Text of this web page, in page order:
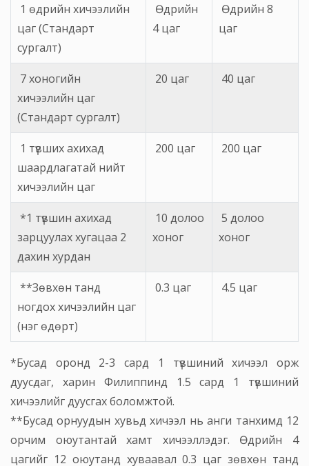
1 өдрийн хичээлийн
цаг (Стандарт
сургалт)
Өдрийн
4 цаг
Өдрийн 8
цаг
7 хоногийн
хичээлийн цаг
(Стандарт сургалт)
20 цаг 40 цаг
1 түвших ахихад
шаардлагатай нийт
хичээлийн цаг
200 цаг 200 цаг
*1 түвшин ахихад
зарцуулах хугацаа 2
дахин хурдан
10 долоо
хоног
5 долоо
хоног
**Зөвхөн танд
ногдох хичээлийн цаг
(нэг өдөрт)
0.3 цаг 4.5 цаг
*Бусад оронд 2-3 сард 1 түвшиний хичээл орж
дуусдаг, харин Филиппинд 1.5 сард 1 түвшиний
хичээлийг дуусгах боломжтой.
**Бусад орнуудын хувьд хичээл нь анги танхимд 12
орчим оюутантай хамт хичээллэдэг. Өдрийн 4
цагийг 12 оюутанд хуваавал 0.3 цаг зөвхөн танд